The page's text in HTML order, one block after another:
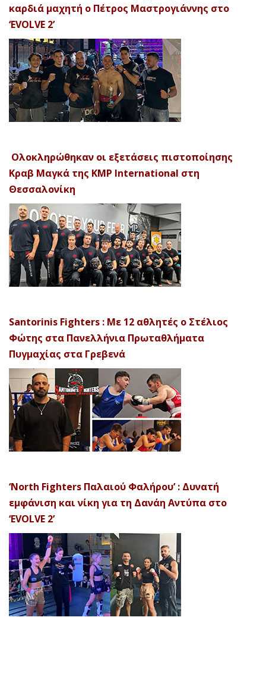
καρδιά μαχητή ο Πέτρος Μαστρογιάννης στο
‘EVOLVE 2’
Ολοκληρώθηκαν οι εξετάσεις πιστοποίησης
Κραβ Μαγκά της KMP International στη
Θεσσαλονίκη
Santorinis Fighters : Με 12 αθλητές ο Στέλιος
Φώτης στα Πανελλήνια Πρωταθλήματα
Πυγμαχίας στα Γρεβενά
‘North Fighters Παλαιού Φαλήρου’ : Δυνατή
εμφάνιση και νίκη για τη Δανάη Αντύπα στο
‘EVOLVE 2’